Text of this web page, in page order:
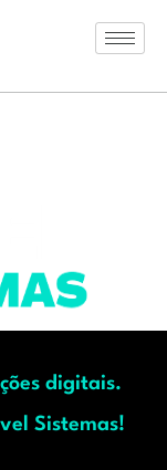
digitais.
Sistemas!